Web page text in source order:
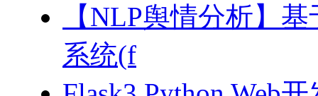
【NLP舆情分析】
系统(f